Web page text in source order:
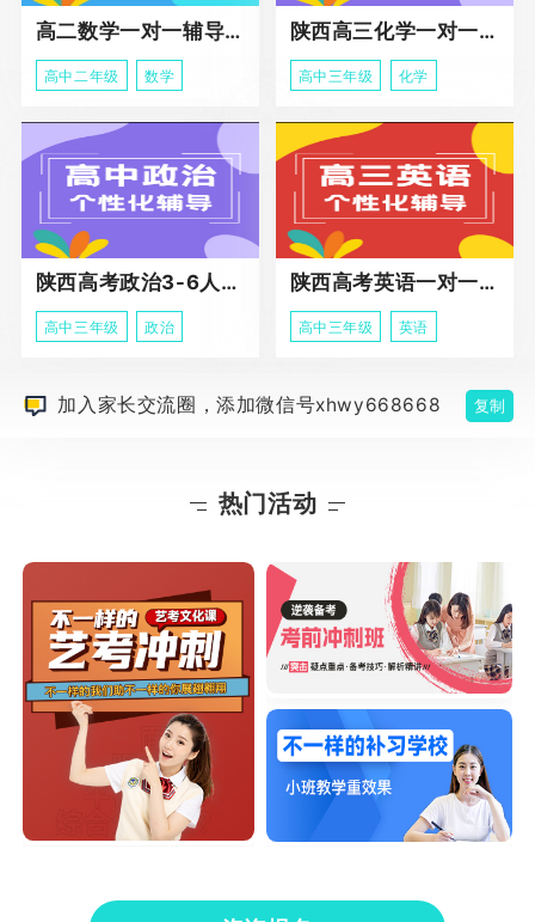
高二数学一对一辅导课程
高中二年级 数学
陕西高三化学一对一个性化辅导课程
高中三年级 化学
陕西高考政治3-6人班课程
高中三年级 政治
陕西高考英语一对一冲刺课程
高中三年级 英语
加入家长交流圈，添加微信号xhwy668668 复制
热门活动